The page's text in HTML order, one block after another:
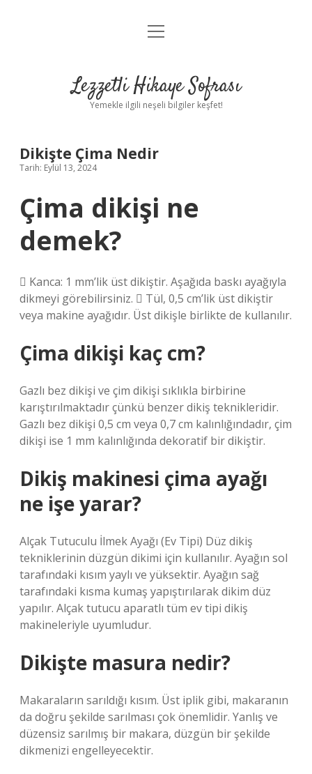
Anasayfa
Yasal Uyarı
menüyü
Lezzetli Hikaye Sofrası
Yemekle ilgili neşeli bilgiler keşfet!
Dikişte Çima Nedir
Tarih: Eylül 13, 2024
Çima dikişi ne
demek?
 Kanca: 1 mm’lik üst dikiştir. Aşağıda baskı ayağıyla
dikmeyi görebilirsiniz.  Tül, 0,5 cm’lik üst dikiştir
veya makine ayağıdır. Üst dikişle birlikte de kullanılır.
Çima dikişi kaç cm?
Gazlı bez dikişi ve çim dikişi sıklıkla birbirine
karıştırılmaktadır çünkü benzer dikiş teknikleridir.
Gazlı bez dikişi 0,5 cm veya 0,7 cm kalınlığındadır, çim
dikişi ise 1 mm kalınlığında dekoratif bir dikiştir.
Dikiş makinesi çima ayağı
ne işe yarar?
Alçak Tutuculu İlmek Ayağı (Ev Tipi) Düz dikiş
tekniklerinin düzgün dikimi için kullanılır. Ayağın sol
tarafındaki kısım yaylı ve yüksektir. Ayağın sağ
tarafındaki kısma kumaş yapıştırılarak dikim düz
yapılır. Alçak tutucu aparatlı tüm ev tipi dikiş
makineleriyle uyumludur.
Dikişte masura nedir?
Makaraların sarıldığı kısım. Üst iplik gibi, makaranın
da doğru şekilde sarılması çok önemlidir. Yanlış ve
düzensiz sarılmış bir makara, düzgün bir şekilde
dikmenizi engelleyecektir.